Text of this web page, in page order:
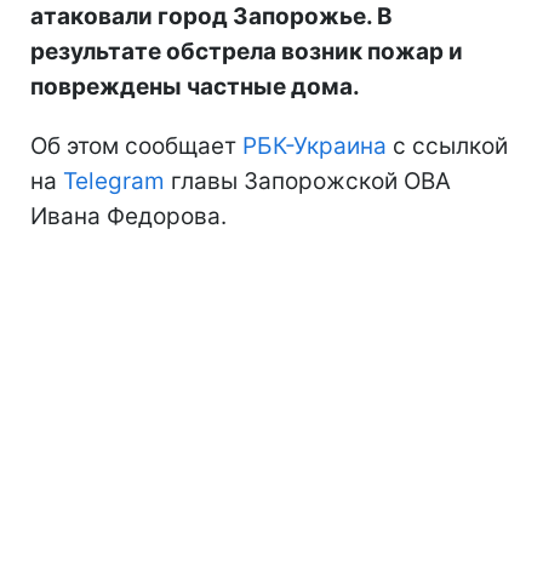
атаковали город Запорожье. В
результате обстрела возник пожар и
повреждены частные дома.
Об этом сообщает РБК-Украина с ссылкой
на Telegram главы Запорожской ОВА
Ивана Федорова.